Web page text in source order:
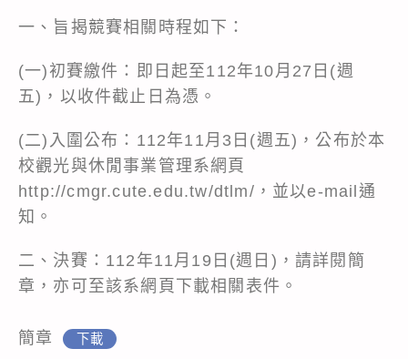
一、旨揭競賽相關時程如下：
(一)初賽繳件：即日起至112年10月27日(週
五)，以收件截止日為憑。
(二)入圍公布：112年11月3日(週五)，公布於本
校觀光與休閒事業管理系網頁
http://cmgr.cute.edu.tw/dtlm/，並以e-mail通
知。
二、決賽：112年11月19日(週日)，請詳閱簡
章，亦可至該系網頁下載相關表件。
簡章 下載